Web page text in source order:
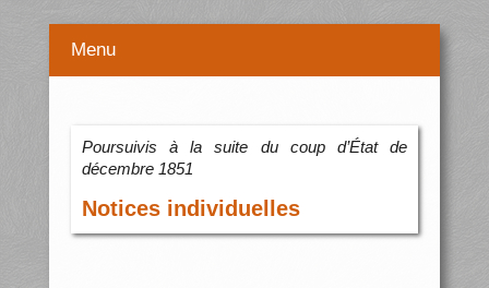
Menu
Poursuivis à la suite du coup d’État de
décembre 1851
Notices individuelles